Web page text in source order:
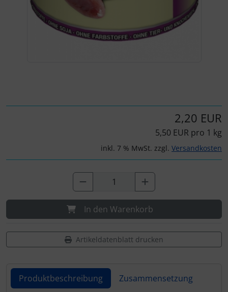
2,20 EUR
5,50 EUR pro 1 kg
inkl. 7 % MwSt. zzgl. Versandkosten
In den Warenkorb
Artikeldatenblatt drucken
Produktbeschreibung
Zusammensetzung